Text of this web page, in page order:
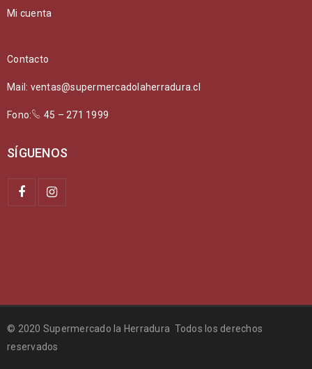
Mi cuenta
Contacto
Mail: ventas@supermercadolaherradura.cl
Fono: 45 – 271 1999
SÍGUENOS
© 2020 Supermercado la Herradura Todos los derechos
reservados